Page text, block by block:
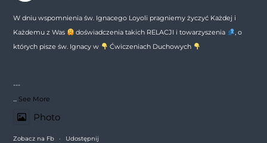
W dniu wspomnienia św. Ignacego Loyoli pragniemy życzyć Każdej i
Każdemu z Was
doświadczenia takich RELACJI i towarzyszenia
, o
których pisze św. Ignacy w
Ćwiczeniach Duchowych
---
See More
Photo
Zobacz na Fb · Udostępnij